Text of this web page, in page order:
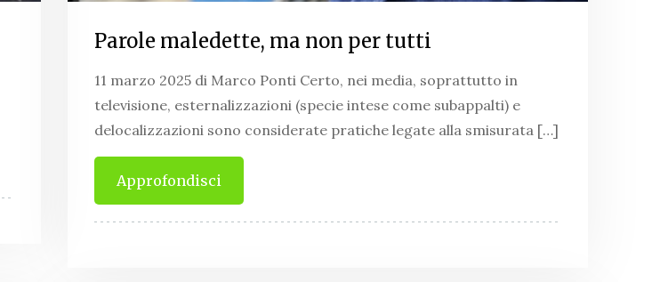
Parole maledette, ma non per tutti
11 marzo 2025 di Marco Ponti Certo, nei media, soprattutto in
televisione, esternalizzazioni (specie intese come subappalti) e
delocalizzazioni sono considerate pratiche legate alla smisurata […]
Approfondisci